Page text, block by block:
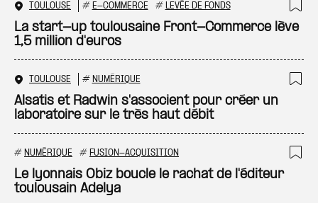
TOULOUSE # E-COMMERCE # LEVÉE DE FONDS
La start-up toulousaine Front-Commerce lève
1,5 million d'euros
TOULOUSE # NUMÉRIQUE
Alsatis et Radwin s'associent pour créer un
laboratoire sur le très haut débit
# NUMÉRIQUE # FUSION-ACQUISITION
Le lyonnais Obiz boucle le rachat de l'éditeur
toulousain Adelya